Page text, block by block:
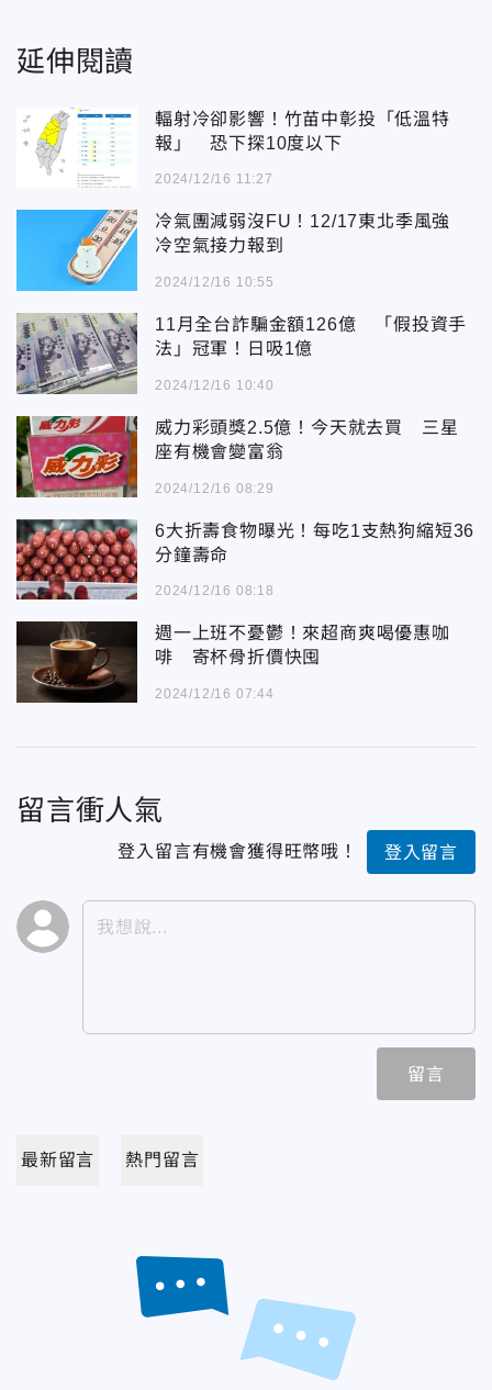
延伸閱讀
輻射冷卻影響！竹苗中彰投「低溫特
報」 恐下探10度以下
2024/12/16 11:27
冷氣團減弱沒FU！12/17東北季風強
冷空氣接力報到
2024/12/16 10:55
11月全台詐騙金額126億 「假投資手
法」冠軍！日吸1億
2024/12/16 10:40
威力彩頭獎2.5億！今天就去買 三星
座有機會變富翁
2024/12/16 08:29
6大折壽食物曝光！每吃1支熱狗縮短36
分鐘壽命
2024/12/16 08:18
週一上班不憂鬱！來超商爽喝優惠咖
啡 寄杯骨折價快囤
2024/12/16 07:44
留言衝人氣
登入留言有機會獲得旺幣哦！ 登入留言
留言
最新留言 熱門留言